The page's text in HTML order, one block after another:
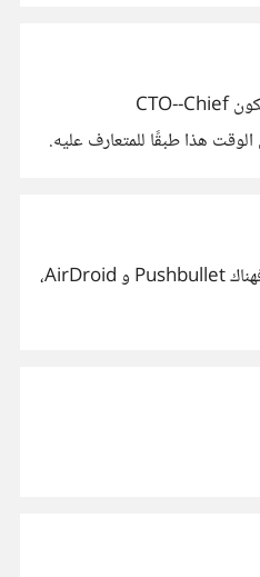
لو مؤسس الشركة بمفرده يكون Founder (مؤسس) في حين أنه لو أسسها مع أشخاص آخرين يكون Co-founder (مؤسس مشارك). كونه مسؤول عن الجزء التقني بالكامل يكون CTO--Chief
إن كان لديك هاتف سامسونج فأفضل حلّ هو تطبيق Samsung Flow، والذي يتيح لك فعل كل شيء تقريبًا وحتى التحكم في هاتفك من خلاله، إن كان هاتفك غير سامسونج فهناك Pushbullet و AirDroid،